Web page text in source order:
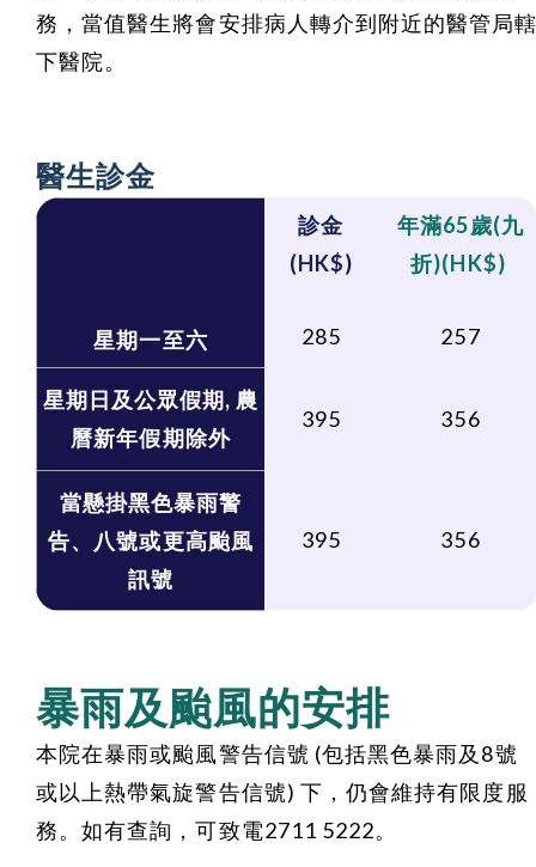
務，當值醫生將會安排病人轉介到附近的醫管局
下醫院。
醫生診金
星期一至六
診金
(HK$)
年滿65歲(九
折)(HK$)
285 257
星期日及公眾假期, 農
曆新年假期除外
395 356
當懸掛黑色暴雨警
告、八號或更高颱風
訊號
395 356
暴雨及颱風的安排
本院在暴雨或颱風警告信號 (包括黑色暴雨及8號
或以上熱帶氣旋警告信號) 下，仍會維持有限度服
務。如有查詢，可致電2711 5222。